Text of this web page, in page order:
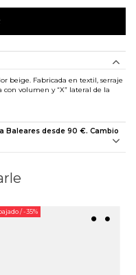
beige. Fabricada en textil, serraje
con volumen y “X” lateral de la
Baleares desde 90 €. Cambio
/ -35%